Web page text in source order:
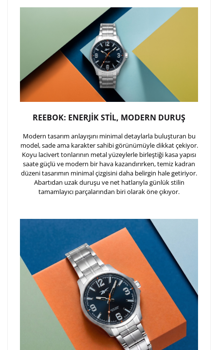
2. Satır
3. Satır
10
Lütfen font seçiniz
Ön İzleme Kişiselleştir Vazgeç
Kişiselleştirilmiş ürünlerin teslim süresi gravür işleme
sebebi ile 1-2 iş günü uzamaktadır. Gravür İşlemi
yapılamaz.
REEBOK: ENERJİK STİL, MODERN DURUŞ
Modern tasarım anlayışını minimal detaylarla buluşturan bu
model, sade ama karakter sahibi görünümüyle dikkat çekiyor.
Koyu lacivert tonlarının metal yüzeylerle birleştiği kasa yapısı
saate güçlü ve modern bir hava kazandırırken, temiz kadran
düzeni tasarımın minimal çizgisini daha belirgin hale getiriyor.
Abartıdan uzak duruşu ve net hatlarıyla günlük stilin
tamamlayıcı parçalarından biri olarak öne çıkıyor.